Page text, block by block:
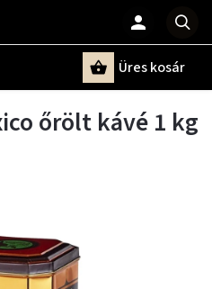
Üres kosár
őrölt kávé 1 kg